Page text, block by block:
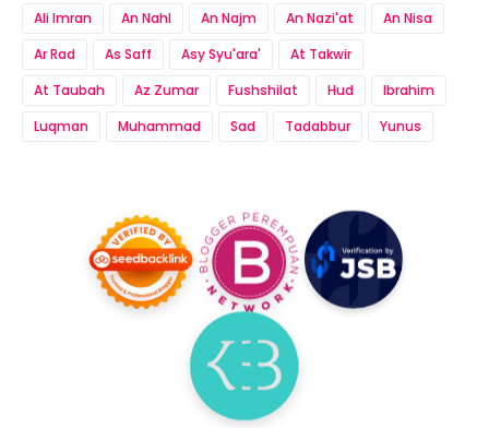
Ali Imran
An Nahl An Najm An Nazi'at
An Nisa
Ar Rad
As Saff Asy Syu'ara'
At Takwir
At Taubah
Az Zumar Fushshilat Hud
Ibrahim
Luqman
Muhammad Sad Tadabbur Yunus